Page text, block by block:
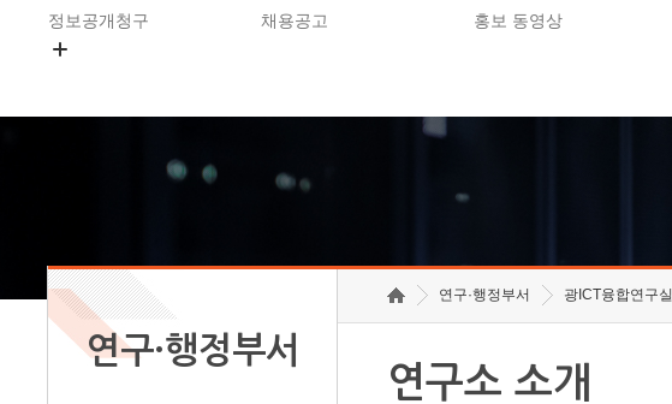
정보공개청구
채용공고
홍보 동영상
연구·행정부서
연구·행정부서 광ICT융합연구실
연구소 소개